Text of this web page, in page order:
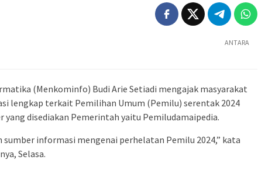
ANTARA
(Menkominfo) Budi Arie Setiadi mengajak masyarakat
lengkap terkait Pemilihan Umum (Pemilu) serentak 2024
yang disediakan Pemerintah yaitu Pemiludamaipedia.
sumber informasi mengenai perhelatan Pemilu 2024,” kata
Selasa.